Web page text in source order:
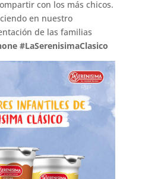
con los más chicos.
en nuestro
de las familias
#LaSerenisimaClasico